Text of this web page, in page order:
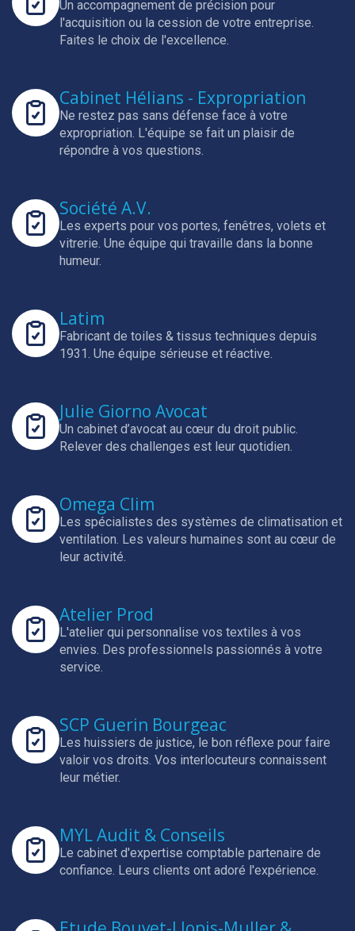
Un accompagnement de précision pour
l'acquisition ou la cession de votre entreprise.
Faites le choix de l'excellence.
Cabinet Hélians - Expropriation
Ne restez pas sans défense face à votre
expropriation. L'équipe se fait un plaisir de
répondre à vos questions.
Société A.V.
Les experts pour vos portes, fenêtres, volets et
vitrerie. Une équipe qui travaille dans la bonne
humeur.
Latim
Fabricant de toiles & tissus techniques depuis
1931. Une équipe sérieuse et réactive.
Julie Giorno Avocat
Un cabinet d’avocat au cœur du droit public.
Relever des challenges est leur quotidien.
Omega Clim
Les spécialistes des systèmes de climatisation et
ventilation. Les valeurs humaines sont au cœur de
leur activité.
Atelier Prod
L'atelier qui personnalise vos textiles à vos
envies. Des professionnels passionnés à votre
service.
SCP Guerin Bourgeac
Les huissiers de justice, le bon réflexe pour faire
valoir vos droits. Vos interlocuteurs connaissent
leur métier.
MYL Audit & Conseils
Le cabinet d'expertise comptable partenaire de
confiance. Leurs clients ont adoré l'expérience.